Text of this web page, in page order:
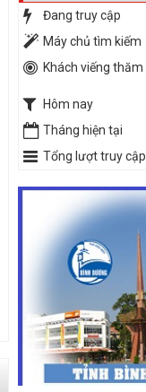
Đang truy cập
Máy chủ tìm kiếm
Khách viếng thăm
Hôm nay
Tháng hiện tại
Tổng lượt truy cập